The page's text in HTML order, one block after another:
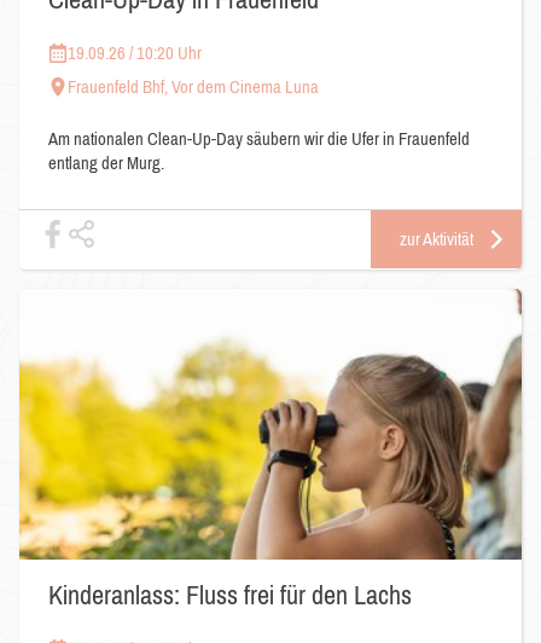
19.09.26 / 10:20 Uhr
Frauenfeld Bhf, Vor dem Cinema Luna
Am nationalen Clean-Up-Day säubern wir die Ufer in Frauenfeld
entlang der Murg.
zur Aktivität
Kinderanlass: Fluss frei für den Lachs